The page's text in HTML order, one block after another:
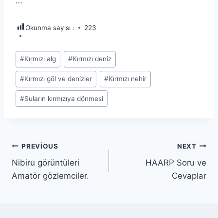
Okunma sayısı : 223
Post
Tags:
#Kırmızı alg #Kırmızı deniz
#Kırmızı göl ve denizler #Kırmızı nehir
#Suların kırmızıya dönmesi
Yazı
gezinmesi
PREVIOUS
Nibiru görüntüleri
Amatör gözlemciler.
NEXT
HAARP Soru ve
Cevaplar